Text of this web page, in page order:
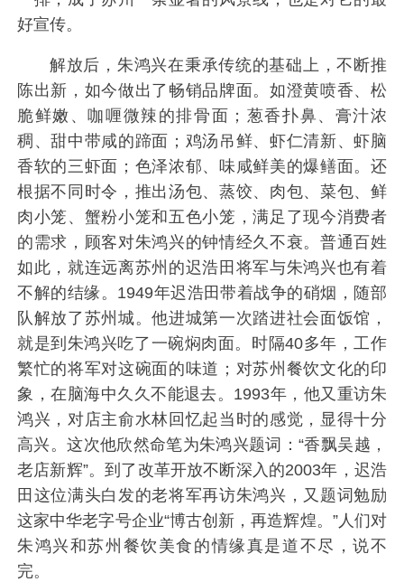
好宣传。
解放后，朱鸿兴在秉承传统的基础上，不断推
陈出新，如今做出了畅销品牌面。如澄黄喷香、松
脆鲜嫩、咖喱微辣的排骨面；葱香扑鼻、膏汁浓
稠、甜中带咸的蹄面；鸡汤吊鲜、虾仁清新、虾脑
香软的三虾面；色泽浓郁、味咸鲜美的爆鳝面。还
根据不同时令，推出汤包、蒸饺、肉包、菜包、鲜
肉小笼、蟹粉小笼和五色小笼，满足了现今消费者
的需求，顾客对朱鸿兴的钟情经久不衰。普通百姓
如此，就连远离苏州的迟浩田将军与朱鸿兴也有着
不解的结缘。1949年迟浩田带着战争的硝烟，随部
队解放了苏州城。他进城第一次踏进社会面饭馆，
就是到朱鸿兴吃了一碗焖肉面。时隔40多年，工作
繁忙的将军对这碗面的味道；对苏州餐饮文化的印
象，在脑海中久久不能退去。1993年，他又重访朱
鸿兴，对店主俞水林回忆起当时的感觉，显得十分
高兴。这次他欣然命笔为朱鸿兴题词：“香飘吴越，
老店新辉”。到了改革开放不断深入的2003年，迟浩
田这位满头白发的老将军再访朱鸿兴，又题词勉励
这家中华老字号企业“博古创新，再造辉煌。”人们对
朱鸿兴和苏州餐饮美食的情缘真是道不尽，说不
完。